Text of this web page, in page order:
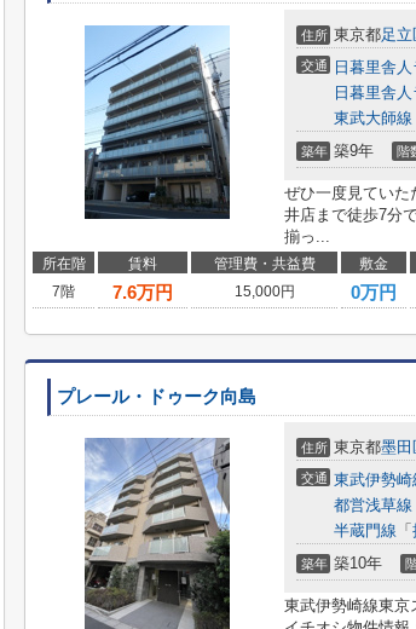
住所 東京都足立
交通 日暮里舎
日暮里舎
東武大師線
築年 築9年 階
ぜひ一度見ていた
井店まで徒歩7分
揃っ...
所在階 賃料 管理費・共益費 敷金
7階
7.6万円 15,000円 0万円
プレール・ドゥーク向島
住所 東京都墨田
交通 東武伊勢崎
都営浅草線
半蔵門線 「
築年 築10年
東武伊勢崎線東京